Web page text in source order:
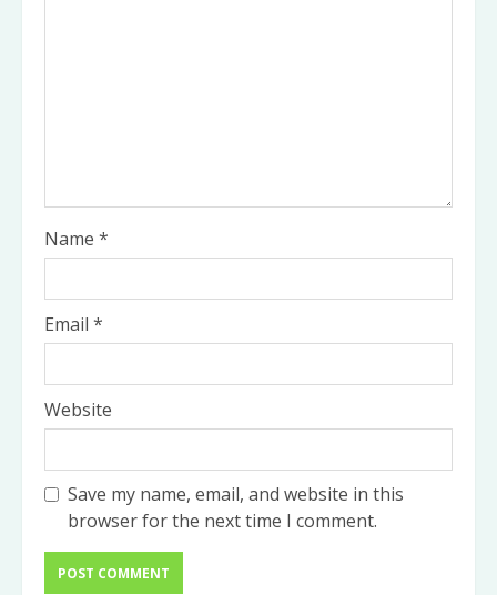
Name *
Email *
Website
Save my name, email, and website in this
browser for the next time I comment.